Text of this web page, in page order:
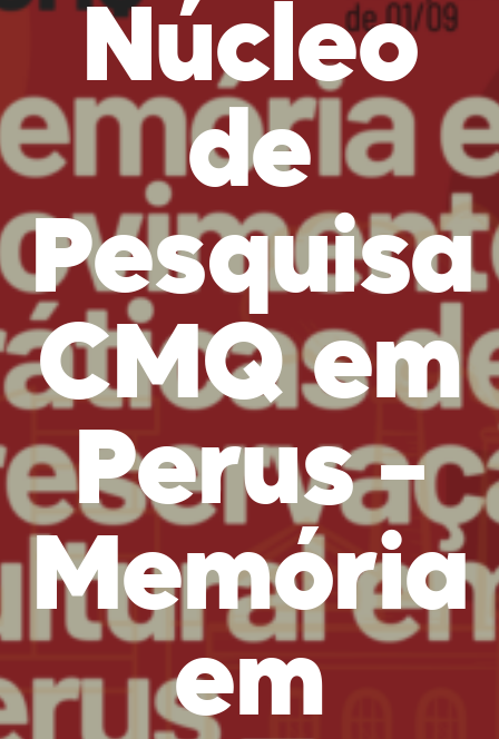
Núcleo
de
Pesquisa
CMQ em
Perus –
Memória
em